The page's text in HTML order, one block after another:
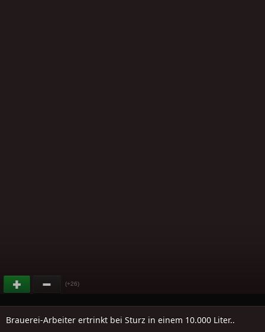
(+26)
Brauerei-Arbeiter ertrinkt bei Sturz in einem 10.000 Liter..